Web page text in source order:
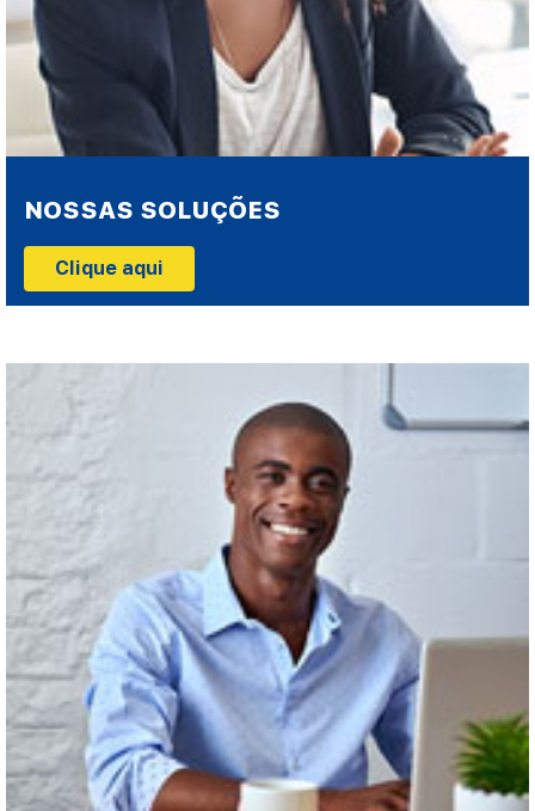
NOSSAS SOLUÇÕES
Clique aqui